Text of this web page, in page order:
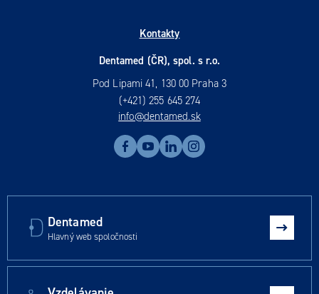
Kontakty
Dentamed (ČR), spol. s r.o.
Pod Lipami 41, 130 00 Praha 3
(+421) 255 645 274
info@dentamed.sk
Dentamed
Hlavný web spoločnosti